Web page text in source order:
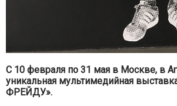
С 10 февраля по 31 мая в Москве, в
уникальная мультимедийная
ФРЕЙДУ».